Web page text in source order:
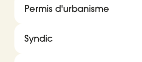
Permis d'urbanisme
Syndic